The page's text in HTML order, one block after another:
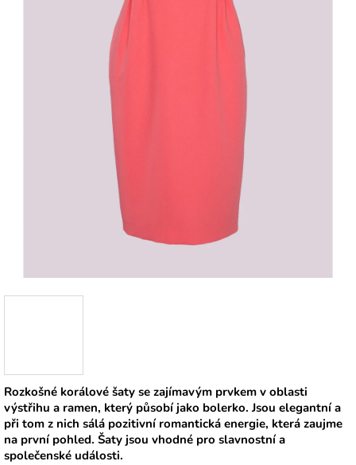
Rozkošné korálové šaty se zajímavým prvkem v oblasti
výstřihu a ramen, který působí jako bolerko. Jsou elegantní a
při tom z nich sálá pozitivní romantická energie, která zaujme
na první pohled. Šaty jsou vhodné pro slavnostní a
společenské události.